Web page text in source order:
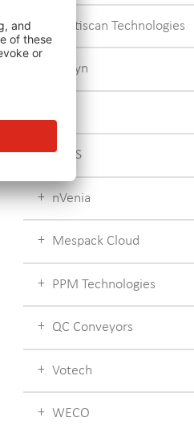
Multiscan Technologies
Pattyn
POSS
nVenia
Mespack Cloud
PPM Technologies
QC Conveyors
Votech
WECO